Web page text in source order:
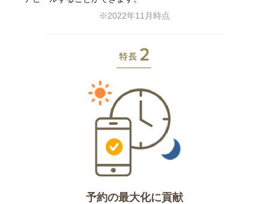
※2022年11月時点
予約の最大化に貢献